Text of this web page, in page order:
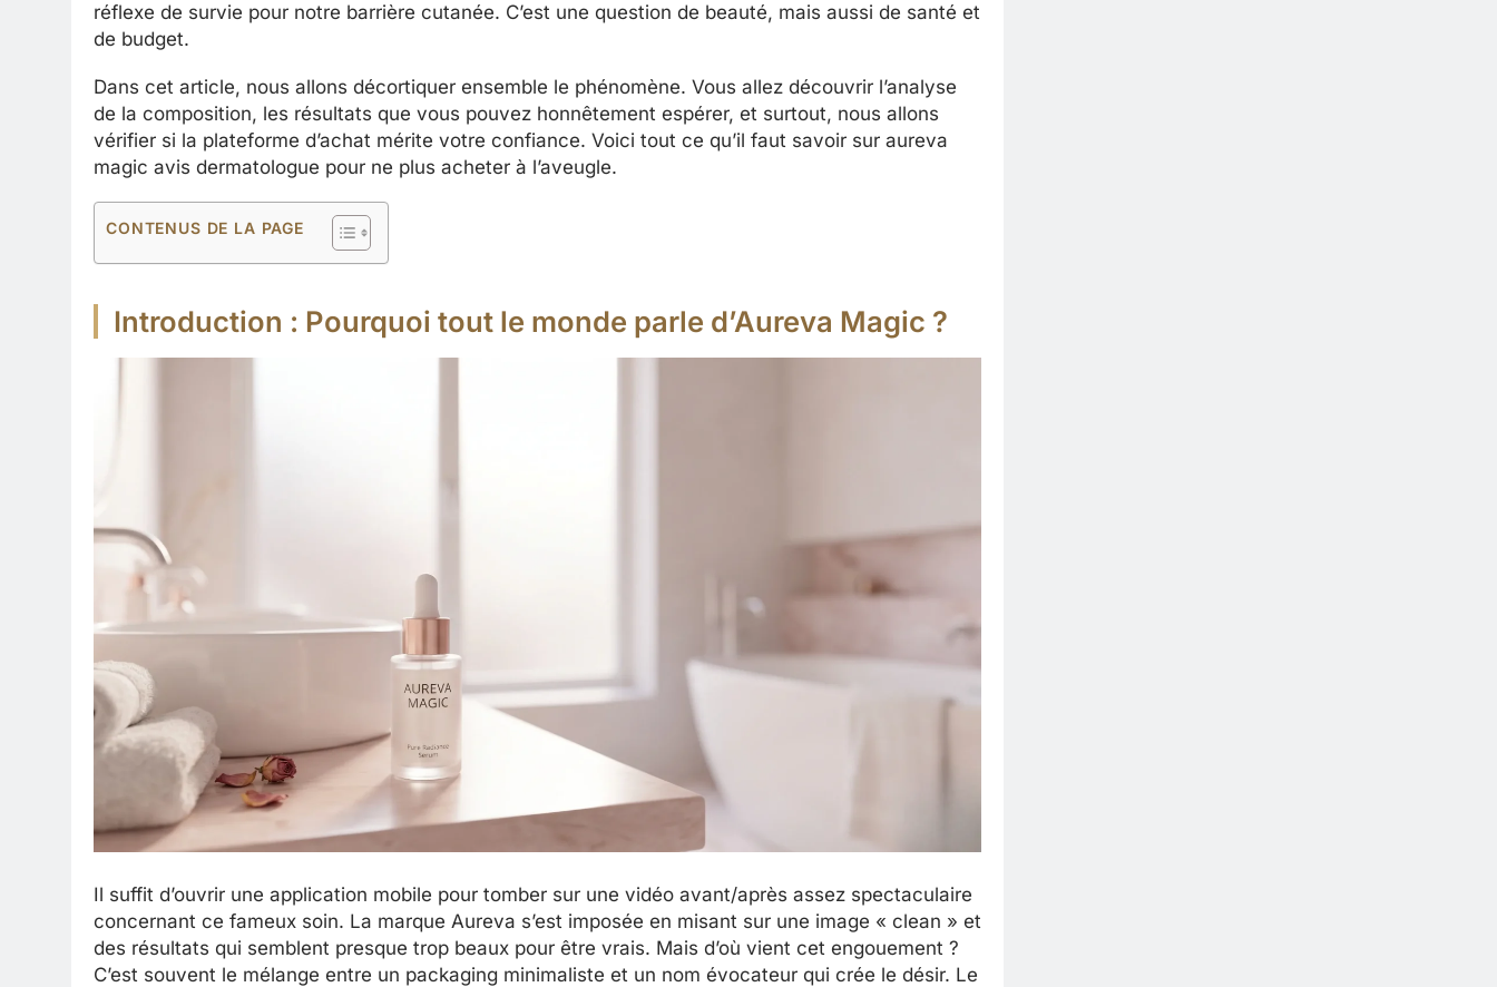
réflexe de survie pour notre barrière cutanée. C’est une question de beauté, mais aussi de santé et
de budget.
Dans cet article, nous allons décortiquer ensemble le phénomène. Vous allez découvrir l’analyse
de la composition, les résultats que vous pouvez honnêtement espérer, et surtout, nous allons
vérifier si la plateforme d’achat mérite votre confiance. Voici tout ce qu’il faut savoir sur aureva
magic avis dermatologue pour ne plus acheter à l’aveugle.
CONTENUS DE LA PAGE
Introduction : Pourquoi tout le monde parle d’Aureva Magic ?
Il suffit d’ouvrir une application mobile pour tomber sur une vidéo avant/après assez spectaculaire
concernant ce fameux soin. La marque Aureva s’est imposée en misant sur une image « clean » et
des résultats qui semblent presque trop beaux pour être vrais. Mais d’où vient cet engouement ?
C’est souvent le mélange entre un packaging minimaliste et un nom évocateur qui crée le désir. Le